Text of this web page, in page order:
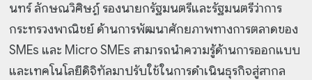
นทร์ ลักษณวิศิษฏ์ รองนายกรัฐมนตรีและรัฐมนตรีว่าการ
กระทรวงพาณิชย์ ด้านการพัฒนาศักยภาพทางการตลาดของ
SMEs และ Micro SMEs สามารถนำความรู้ด้านการออกแบบ
และเทคโนโลยีดิจิทัลมาปรับใช้ในการดำเนินธุรกิจสู่สากล